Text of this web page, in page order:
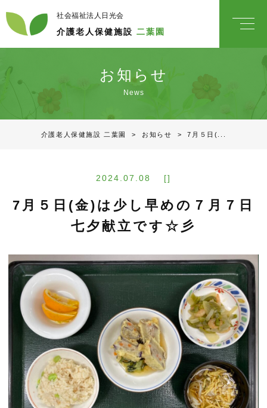
社会福祉法人日光会
介護老人保健施設 二葉園
お知らせ
News
介護老人保健施設 二葉園 > お知らせ >7月５日(...
2024.07.08 []
7月５日(金)は少し早めの７月７日
七夕献立です☆彡